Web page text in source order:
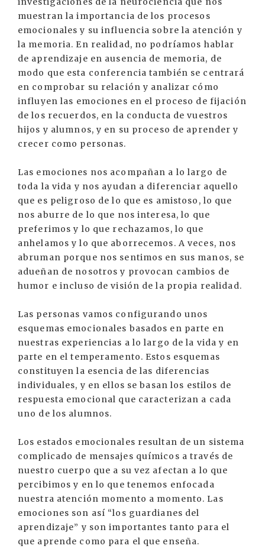
muestran la importancia de los procesos
emocionales y su influencia sobre la atención y
la memoria. En realidad, no podríamos hablar
de aprendizaje en ausencia de memoria, de
modo que esta conferencia también se centrará
en comprobar su relación y analizar cómo
influyen las emociones en el proceso de fijación
de los recuerdos, en la conducta de vuestros
hijos y alumnos, y en su proceso de aprender y
crecer como personas.
Las emociones nos acompañan a lo largo de
toda la vida y nos ayudan a diferenciar aquello
que es peligroso de lo que es amistoso, lo que
nos aburre de lo que nos interesa, lo que
preferimos y lo que rechazamos, lo que
anhelamos y lo que aborrecemos. A veces, nos
abruman porque nos sentimos en sus manos, se
adueñan de nosotros y provocan cambios de
humor e incluso de visión de la propia realidad.
Las personas vamos configurando unos
esquemas emocionales basados en parte en
nuestras experiencias a lo largo de la vida y en
parte en el temperamento. Estos esquemas
constituyen la esencia de las diferencias
individuales, y en ellos se basan los estilos de
respuesta emocional que caracterizan a cada
uno de los alumnos.
Los estados emocionales resultan de un sistema
complicado de mensajes químicos a través de
nuestro cuerpo que a su vez afectan a lo que
percibimos y en lo que tenemos enfocada
nuestra atención momento a momento. Las
emociones son así “los guardianes del
aprendizaje” y son importantes tanto para el
que aprende como para el que enseña.